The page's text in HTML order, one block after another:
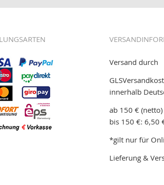
Versand durch
innerhalb
ab 150 € (netto)
bis 150 €: 6,50
*gilt nur für
Lieferung &